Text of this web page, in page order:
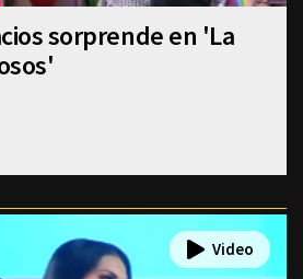
sorprende en 'La